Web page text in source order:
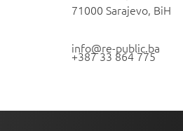
71000 Sarajevo, BiH
info@re-public.ba
+387 33 864 775